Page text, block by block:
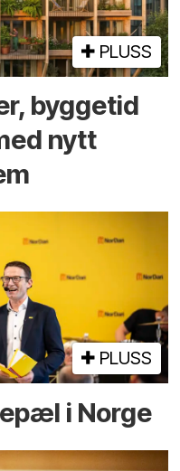
PLUSS
byggetid
nytt
PLUSS
i Norge